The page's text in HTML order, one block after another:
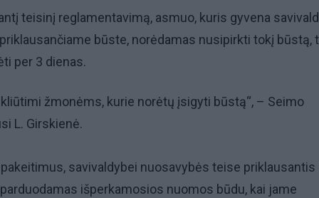
teisinį reglamentavimą, asmuo, kuris gyvena
būste, norėdamas nusipirkti tokį būstą,
per 3 dienas.
žmonėms, kurie norėtų įsigyti būstą“, – Seimo
L. Girskienė.
savivaldybei nuosavybės teise priklausantis
išperkamosios nuomos būdu, kai jame